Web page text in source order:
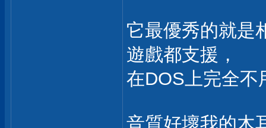
它最優秀的就是
遊戲都支援，
在DOS上完全不
音質好壞我的木